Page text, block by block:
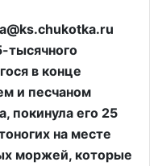
тысячного
в конце
и песчаном
покинула его 25
на месте
моржей, которые